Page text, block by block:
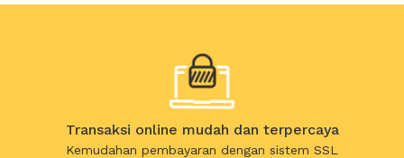
Transaksi online mudah dan terpercaya
Kemudahan pembayaran dengan sistem SSL